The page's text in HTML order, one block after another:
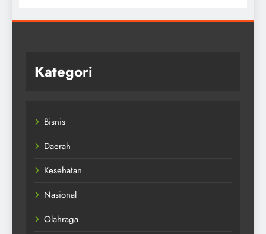
Kategori
Bisnis
Daerah
Kesehatan
Nasional
Olahraga